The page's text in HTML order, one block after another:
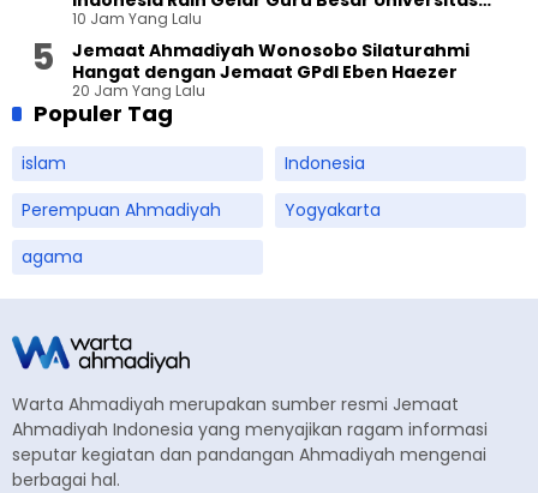
Terbuka
10 Jam Yang Lalu
Jemaat Ahmadiyah Wonosobo Silaturahmi
Hangat dengan Jemaat GPdI Eben Haezer
20 Jam Yang Lalu
Populer Tag
islam
Indonesia
Perempuan Ahmadiyah
Yogyakarta
agama
Warta Ahmadiyah merupakan sumber resmi Jemaat
Ahmadiyah Indonesia yang menyajikan ragam informasi
seputar kegiatan dan pandangan Ahmadiyah mengenai
berbagai hal.